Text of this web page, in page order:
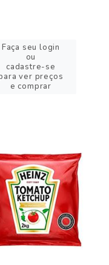
Faça seu login
ou
cadastre-se
ver preços
e comprar